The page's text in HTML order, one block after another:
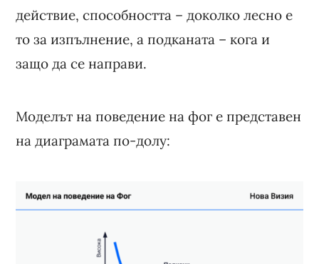
действие, способността – доколко лесно е
то за изпълнение, а подканата – кога и
защо да се направи.
Моделът на поведение на фог е представен
на диаграмата по-долу: